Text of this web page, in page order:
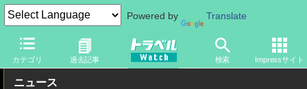
Powered by Translate
カテゴリ 過去記事 検索 Impressサイト
トラベル Watch 地域 国内旅行 沖縄
ニュース